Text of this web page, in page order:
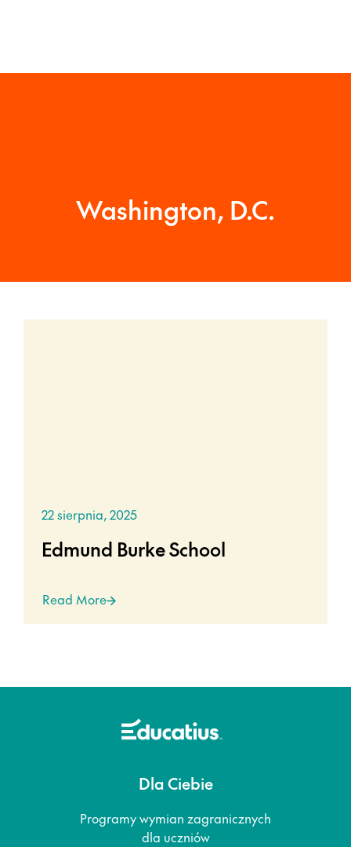
Washington, D.C.
22 sierpnia, 2025
Edmund Burke School
Read More
Dla Ciebie
Programy wymian zagranicznych
dla uczniów